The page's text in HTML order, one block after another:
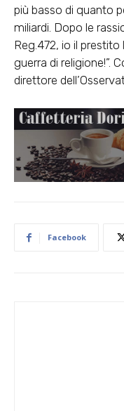
più basso di quanto
miliardi. Dopo le
Reg.472, io il
guerra di religione!”.
direttore
Facebook